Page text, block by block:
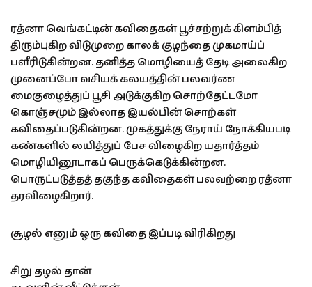
ரத்னா வெங்கட்டின் கவிதைகள் பூச்சற்றுக் கிளம்பித்
திரும்புகிற விடுமுறை காலக் குழந்தை முகமாய்ப்
பளீரிடுகின்றன. தனித்த மொழியைத் தேடி அலைகிற
முனைப்போ வசியக் கலயத்தின் பலவர்ண
மைகுழைத்துப் பூசி அடுக்குகிற சொற்தேட்டமோ
கொஞ்சமும் இல்லாத இயல்பின் சொற்கள்
கவிதைப்படுகின்றன. முகத்துக்கு நேராய் நோக்கியபடி
கண்களில் லயித்துப் பேச விழைகிற யதார்த்தம்
மொழியினூடாகப் பெருக்கெடுக்கின்றன.
பொருட்படுத்தத் தகுந்த கவிதைகள் பலவற்றை ரத்னா
தரவிழைகிறார்.
சூழல் எனும் ஒரு கவிதை இப்படி விரிகிறது
சிறு தழல் தான்